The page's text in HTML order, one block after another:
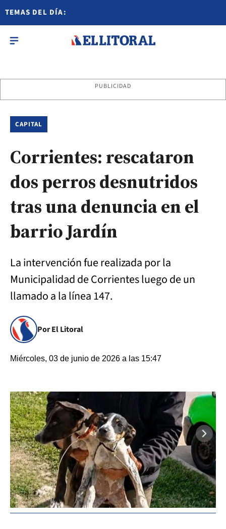
TEMAS DEL DÍA:
PUBLICIDAD
CAPITAL
Corrientes: rescataron
dos perros desnutridos
tras una denuncia en el
barrio Jardín
La intervención fue realizada por la
Municipalidad de Corrientes luego de un
llamado a la línea 147.
Por El Litoral
Miércoles, 03 de junio de 2026 a las 15:47